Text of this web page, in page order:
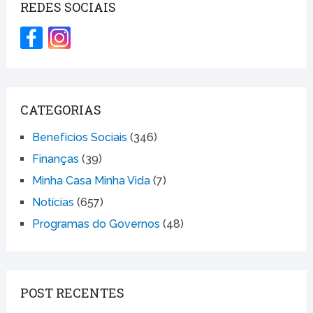
REDES SOCIAIS
CATEGORIAS
Benefícios Sociais (346)
Finanças (39)
Minha Casa Minha Vida(7)
Notícias (657)
Programas do Governos (48)
POST RECENTES